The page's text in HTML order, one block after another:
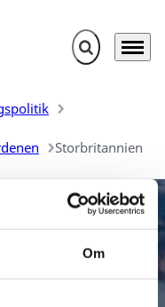
Om
Fold søgefelt
Menu
Storbritannien